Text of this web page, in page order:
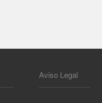
Aviso Legal